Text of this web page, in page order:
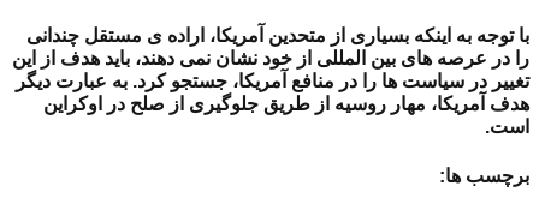
با توجه به اینکه بسیاری از متحدین آمریکا، اراده ی مستقل چندانی
را در عرصه های بین المللی از خود نشان نمی دهند، باید هدف از این
تغییر در سیاست ها را در منافع آمریکا، جستجو کرد. به عبارت دیگر
هدف آمریکا، مهار روسیه از طریق جلوگیری از صلح در اوکراین
است.
برچسب ها: